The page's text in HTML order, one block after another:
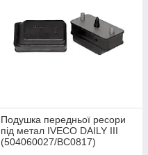
Подушка передньої ресори
під метал IVECO DAILY III
(504060027/BC0817)